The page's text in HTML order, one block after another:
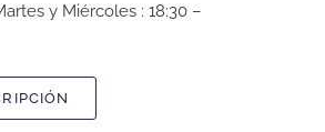
y Miércoles : 18:30 –